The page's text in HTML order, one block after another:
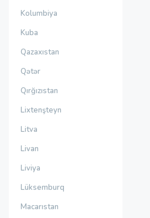
Kolumbiya
Kuba
Qazaxıstan
Qətər
Qırğızıstan
Lixtenşteyn
Litva
Livan
Liviya
Lüksemburq
Macarıstan